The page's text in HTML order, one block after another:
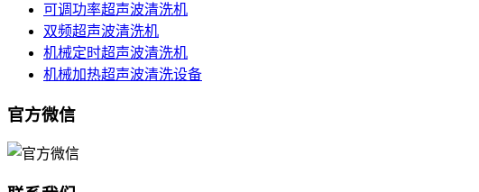
可调功率超声波清洗机
双频超声波清洗机
机械定时超声波清洗机
机械加热超声波清洗设备
官方微信